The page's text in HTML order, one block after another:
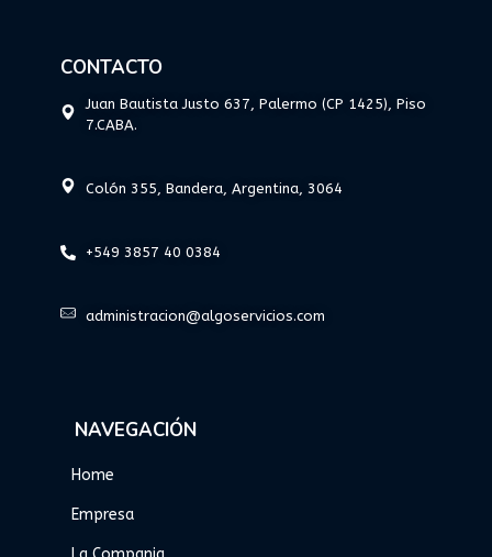
CONTACTO
Juan Bautista Justo 637, Palermo (CP 1425), Piso
7.CABA.
Colón 355, Bandera, Argentina, 3064
+549 3857 40 0384
administracion@algoservicios.com
NAVEGACIÓN
Home
Empresa